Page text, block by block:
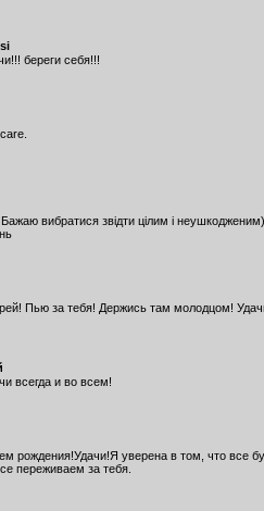
береги себя!!!
вибратися звідти цілим і
Пью за тебя! Держись там молодцом!
всегда и во всем!
рождения!Удачи!Я уверена в том, что все
переживаем за тебя.